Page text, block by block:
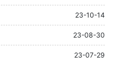
23-10-14
23-08-30
23-07-29